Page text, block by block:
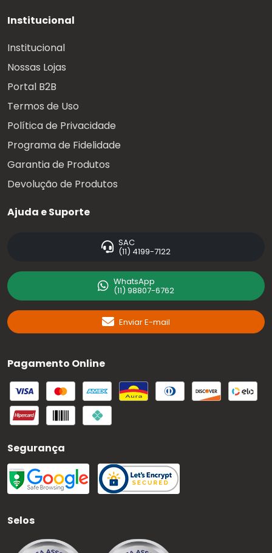
Institucional
Institucional
Nossas Lojas
Portal B2B
Termos de Uso
Política de Privacidade
Programa de Fidelidade
Garantia de Produtos
Devolução de Produtos
Ajuda e Suporte
SAC
(11) 4199-7122
WhatsApp
(11) 98807-6762
Enviar E-mail
Pagamento Online
Segurança
Selos